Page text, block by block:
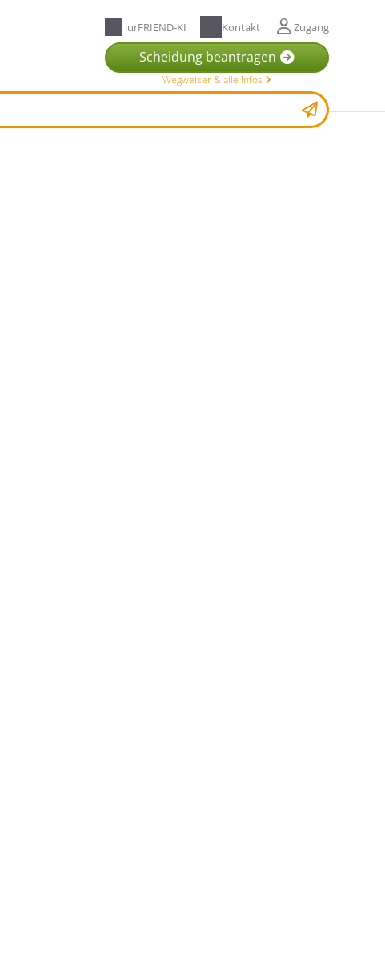
iurFRIEND-KI Kontakt Zugang
Scheidung beantragen
Wegweiser & alle Infos